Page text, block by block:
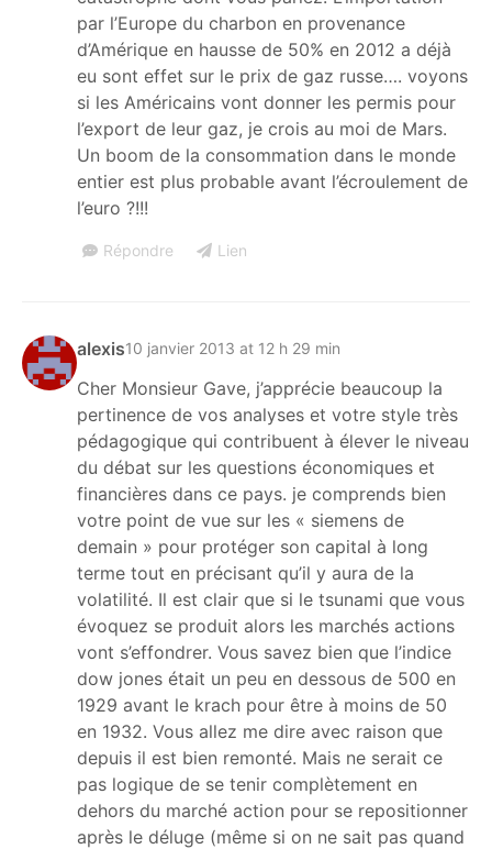
par l’Europe du charbon en provenance
d’Amérique en hausse de 50% en 2012 a déjà
eu sont effet sur le prix de gaz russe…. voyons
si les Américains vont donner les permis pour
l’export de leur gaz, je crois au moi de Mars.
Un boom de la consommation dans le monde
entier est plus probable avant l’écroulement de
l’euro ?!!!
Répondre Lien
alexis10 janvier 2013 at 12 h 29 min
Cher Monsieur Gave, j’apprécie beaucoup la
pertinence de vos analyses et votre style très
pédagogique qui contribuent à élever le niveau
du débat sur les questions économiques et
financières dans ce pays. je comprends bien
votre point de vue sur les « siemens de
demain » pour protéger son capital à long
terme tout en précisant qu’il y aura de la
volatilité. Il est clair que si le tsunami que vous
évoquez se produit alors les marchés actions
vont s’effondrer. Vous savez bien que l’indice
dow jones était un peu en dessous de 500 en
1929 avant le krach pour être à moins de 50
en 1932. Vous allez me dire avec raison que
depuis il est bien remonté. Mais ne serait ce
pas logique de se tenir complètement en
dehors du marché action pour se repositionner
après le déluge (même si on ne sait pas quand